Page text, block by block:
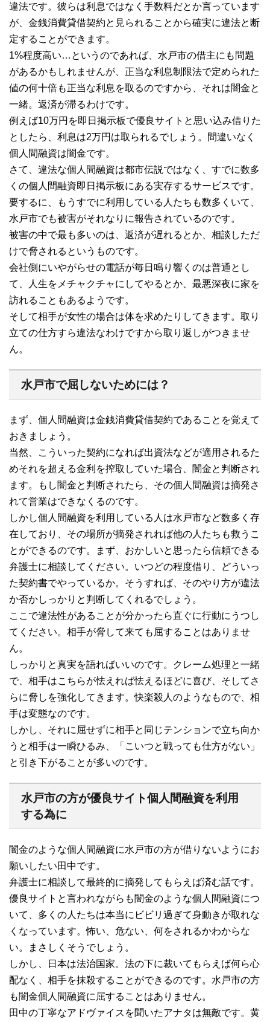
違法です。彼らは利息ではなく手数料だとか言っています
が、金銭消費貸借契約と見られることから確実に違法と断
定することができます。
1%程度高い…というのであれば、水戸市の借主にも問題
があるかもしれませんが、正当な利息制限法で定められた
値の何十倍も正当な利息を取るのですから、それは闇金と
一緒。返済が滞るわけです。
例えば10万円を即日掲示板で優良サイトと思い込み借りた
としたら、利息は2万円は取られるでしょう。間違いなく
個人間融資は闇金です。
さて、違法な個人間融資は都市伝説ではなく、すでに数多
くの個人間融資即日掲示板にある実存するサービスです。
要するに、もうすでに利用している人たちも数多くいて、
水戸市でも被害がそれなりに報告されているのです。
被害の中で最も多いのは、返済が遅れるとか、相談しただ
けで脅されるというものです。
会社側にいやがらせの電話が毎日鳴り響くのは普通とし
て、人生をメチャクチャにしてやるとか、最悪深夜に家を
訪れることもあるようです。
そして相手が女性の場合は体を求めたりしてきます。取り
立ての仕方すら違法なわけですから取り返しがつきませ
ん。
水戸市で屈しないためには？
まず、個人間融資は金銭消費貸借契約であることを覚えて
おきましょう。
当然、こういった契約になれば出資法などが適用されるた
めそれを超える金利を搾取していた場合、闇金と判断され
ます。もし闇金と判断されたら、その個人間融資は摘発さ
れて営業はできなくるのです。
しかし個人間融資を利用している人は水戸市など数多く存
在しており、その場所が摘発されれば他の人たちも救うこ
とができるのです。まず、おかしいと思ったら信頼できる
弁護士に相談してください。いつどの程度借り、どういっ
た契約書でやっているか。そうすれば、そのやり方が違法
か否かしっかりと判断してくれるでしょう。
ここで違法性があることが分かったら直ぐに行動にうつし
てください。相手が脅して来ても屈することはありませ
ん。
しっかりと真実を語ればいいのです。クレーム処理と一緒
で、相手はこちらが怯えれば怯えるほどに喜び、そしてさ
らに脅しを強化してきます。快楽殺人のようなもので、相
手は変態なのです。
しかし、それに屈せずに相手と同じテンションで立ち向か
うと相手は一瞬ひるみ、「こいつと戦っても仕方がない」
と引き下がることが多いのです。
水戸市の方が優良サイト個人間融資を利用
する為に
闇金のような個人間融資に水戸市の方が借りないようにお
願いしたい田中です。
弁護士に相談して最終的に摘発してもらえば済む話です。
優良サイトと言われながらも闇金のような個人間融資につ
いて、多くの人たちは本当にビビリ過ぎて身動きが取れな
くなっています。怖い、危ない、何をされるかわからな
い。まさしくそうでしょう。
しかし、日本は法治国家。法の下に裁いてもらえば何ら心
配なく、相手を抹殺することができるのです。水戸市の方
も闇金個人間融資に屈することはありません。
田中の丁寧なアドヴァイスを聞いたアナタは無敵です。黄